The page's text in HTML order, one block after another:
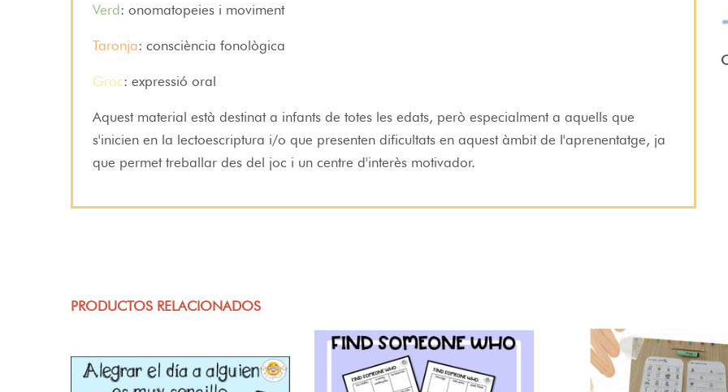
Verd: onomatopeies i moviment
Taronja: consciència fonològica
Groc: expressió oral
Aquest material està destinat a infants de totes les edats, però especialment a aquells que
s'inicien en la lectoescriptura i/o que presenten dificultats en aquest àmbit de l'aprenentatge, ja
que permet treballar des del joc i un centre d'interès motivador.
PRODUCTOS RELACIONADOS